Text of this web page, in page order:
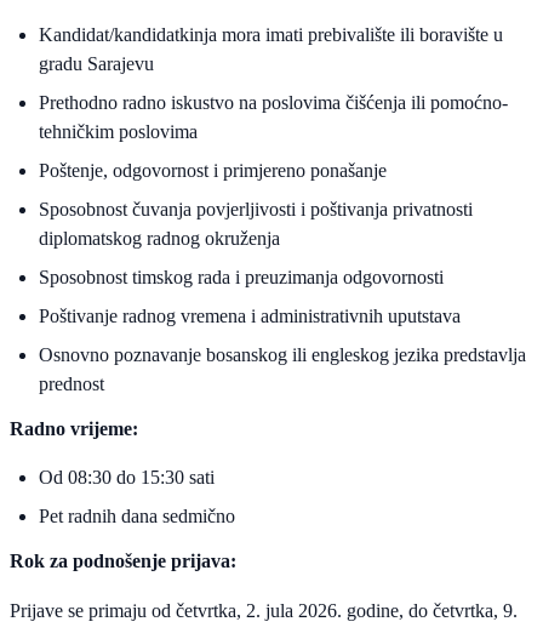
Kandidat/kandidatkinja mora imati prebivalište ili boravište u
gradu Sarajevu
Prethodno radno iskustvo na poslovima čišćenja ili pomoćno-
tehničkim poslovima
Poštenje, odgovornost i primjereno ponašanje
Sposobnost čuvanja povjerljivosti i poštivanja privatnosti
diplomatskog radnog okruženja
Sposobnost timskog rada i preuzimanja odgovornosti
Poštivanje radnog vremena i administrativnih uputstava
Osnovno poznavanje bosanskog ili engleskog jezika predstavlja
prednost
Radno vrijeme:
Od 08:30 do 15:30 sati
Pet radnih dana sedmično
Rok za podnošenje prijava:
Prijave se primaju od četvrtka, 2. jula 2026. godine, do četvrtka, 9.